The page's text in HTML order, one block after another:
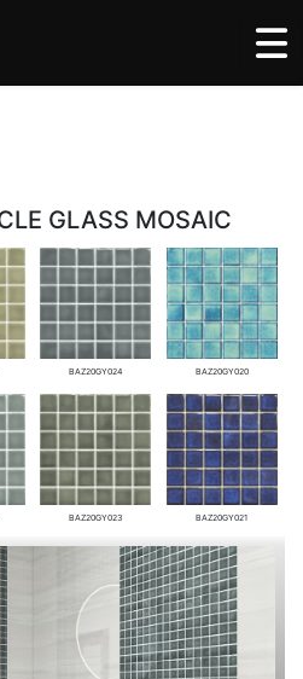
GLASS MOSAIC
BAZ20GY024 BAZ20GY020
BAZ20GY023 BAZ20GY021